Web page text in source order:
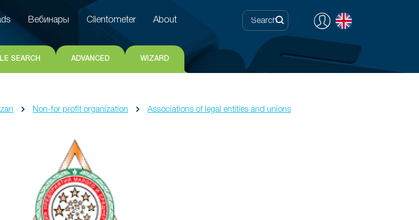
Clientometer
Вебинары Clientometer About
SEARCH ADVANCED WIZARD
Non-for profit organization Associations of legal entities and unions